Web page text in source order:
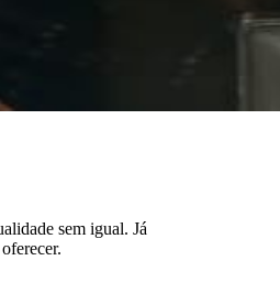
sem igual. Já